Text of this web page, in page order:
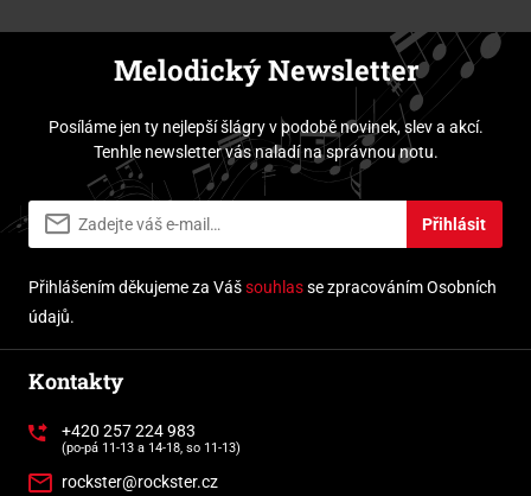
Melodický Newsletter
Posíláme jen ty nejlepší šlágry v podobě novinek, slev a akcí.
Tenhle newsletter vás naladí na správnou notu.
Přihlásit
Přihlášením děkujeme za Vášsouhlasse zpracováním Osobních
údajů.
Kontakty
+420 257 224 983
(po-pá 11-13 a 14-18, so 11-13)
rockster@rockster.cz